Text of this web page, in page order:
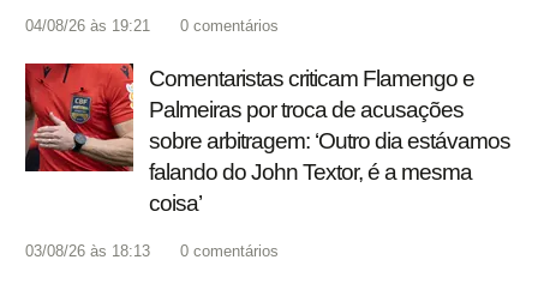
04/08/26 às 19:21 0 comentários
Comentaristas criticam Flamengo e
Palmeiras por troca de acusações
sobre arbitragem: ‘Outro dia estávamos
falando do John Textor, é a mesma
coisa’
03/08/26 às 18:13 0 comentários